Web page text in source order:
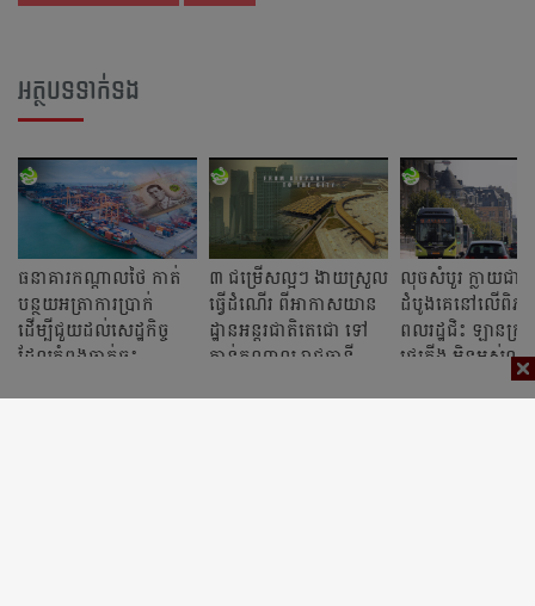
អត្ថបទទាក់ទង
ធនាគារកណ្តាលថៃ កាត់
បន្ថយអត្រាការប្រាក់
ដើម្បីជួយដល់សេដ្ឋកិច្ច
ដែលកំពុងធ្លាក់ចុះ
៣ ជម្រើសល្អៗ ងាយស្រួល
ធ្វើដំណើរ ពីអាកាសយាន
ដ្ឋានអន្តរជាតិតេជោ ទៅ
កាន់កណ្តាល រាជធានី
លុចសំបួរ ក្លាយជា
ដំបូងគេនៅលើពិភ
ពលរដ្ឋជិះ ឡានក្រុ
រថភ្លើង មិនអស់លុ